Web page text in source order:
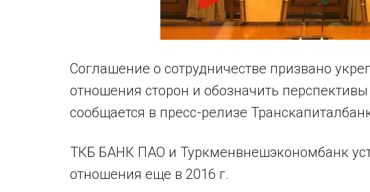
Соглашение о сотрудничестве призвано
отношения сторон и обозначить
сообщается в пресс-релизе
ТКБ БАНК ПАО и Туркменвнешэкономбанк
отношения еще в 2016 г.